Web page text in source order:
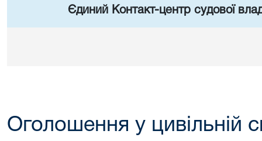
Єдиний Контакт-центр судової
Оголошення у цивільній